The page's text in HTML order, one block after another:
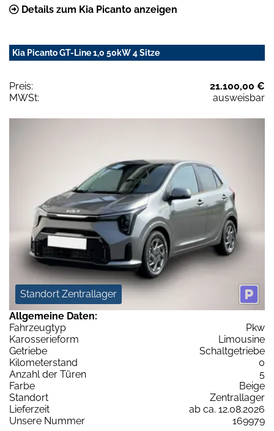
Details zum Kia Picanto anzeigen
Kia Picanto GT-Line 1,0 50kW 4 Sitze
Preis:
21.100,00 €
MWSt:
ausweisbar
Standort Zentrallager
Allgemeine Daten:
Fahrzeugtyp
Pkw
Karosserieform
Limousine
Getriebe
Schaltgetriebe
Kilometerstand
0
Anzahl der Türen
5
Farbe
Beige
Standort
Zentrallager
Lieferzeit
ab ca. 12.08.2026
Unsere Nummer
169979